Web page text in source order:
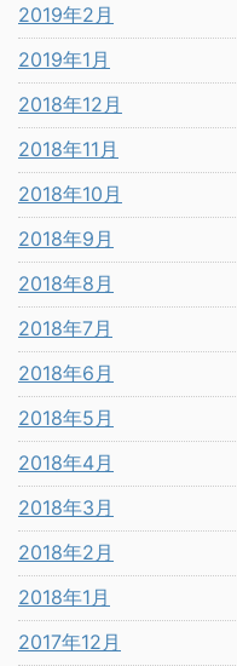
2019年2月
2019年1月
2018年12月
2018年11月
2018年10月
2018年9月
2018年8月
2018年7月
2018年6月
2018年5月
2018年4月
2018年3月
2018年2月
2018年1月
2017年12月